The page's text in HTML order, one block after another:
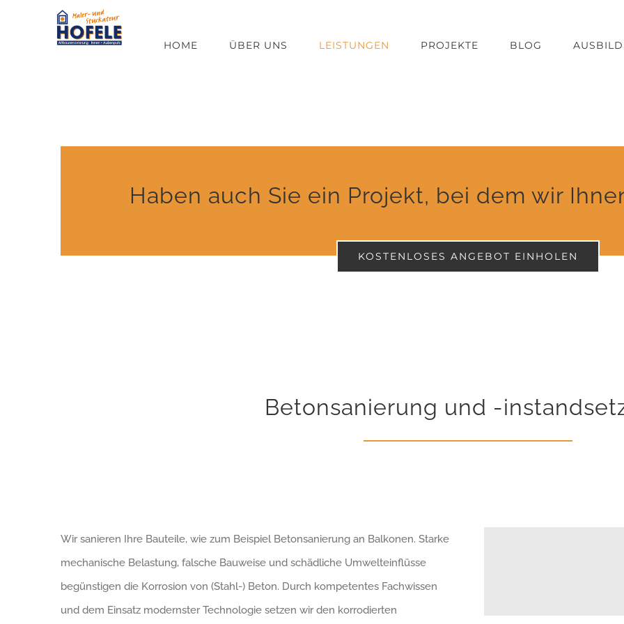
HOME ÜBER UNS LEISTUNGEN PROJEKTE BLOG
Haben auch Sie ein Projekt, bei dem wir
KOSTENLOSES ANGEBOT EINHOLEN
Betonsanierung und -
Wir sanieren Ihre Bauteile, wie zum Beispiel Betonsanierung an Balkonen. Starke
mechanische Belastung, falsche Bauweise und schädliche Umwelteinflüsse
begünstigen die Korrosion von (Stahl-) Beton. Durch kompetentes Fachwissen
und dem Einsatz modernster Technologie setzen wir den korrodierten